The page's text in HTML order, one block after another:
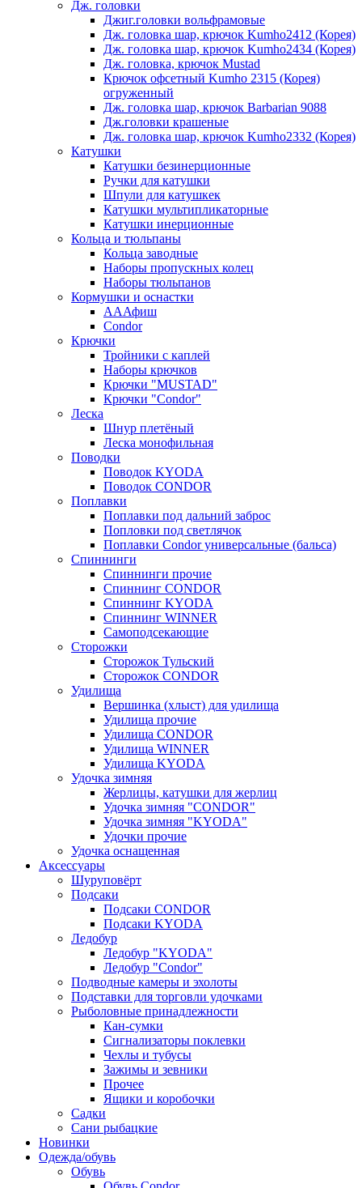
Дж. головки
Джиг.головки вольфрамовые
Дж. головка шар, крючок Kumho2412 (Корея)
Дж. головка шар, крючок Kumho2434 (Корея)
Дж. головка, крючок Mustad
Крючок офсетный Kumho 2315 (Корея)
огруженный
Дж. головка шар, крючок Barbarian 9088
Дж.головки крашеные
Дж. головка шар, крючок Kumho2332 (Корея)
Катушки
Катушки безинерционные
Ручки для катушки
Шпули для катушкек
Катушки мультипликаторные
Катушки инерционные
Кольца и тюльпаны
Кольца заводные
Наборы пропускных колец
Наборы тюльпанов
Кормушки и оснастки
АААфиш
Condor
Крючки
Тройники с каплей
Наборы крючков
Крючки "MUSTAD"
Крючки "Condor"
Леска
Шнур плетёный
Леска монофильная
Поводки
Поводок KYODA
Поводок CONDOR
Поплавки
Поплавки под дальний заброс
Попловки под светлячок
Поплавки Condor универсальные (бальса)
Спиннинги
Спиннинги прочие
Спиннинг CONDOR
Спиннинг KYODA
Спиннинг WINNER
Самоподсекающие
Сторожки
Сторожок Тульский
Сторожок CONDOR
Удилища
Вершинка (хлыст) для удилища
Удилищa прочие
Удилища CONDOR
Удилища WINNER
Удилища KYODA
Удочка зимняя
Жерлицы, катушки для жерлиц
Удочка зимняя "CONDOR"
Удочка зимняя "KYODA"
Удочки прочие
Удочка оснащенная
Аксессуары
Шуруповёрт
Подсаки
Подсаки CONDOR
Подсаки KYODA
Ледобур
Ледобур "KYODA"
Ледобур "Condor"
Подводные камеры и эхолоты
Подставки для торговли удочками
Рыболовные принадлежности
Кан-сумки
Сигнализаторы поклевки
Чехлы и тубусы
Зажимы и зевники
Прочее
Ящики и коробочки
Садки
Сани рыбацкие
Новинки
Одежда/обувь
Обувь